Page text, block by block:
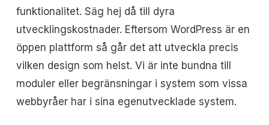
funktionalitet. Säg hej då till dyra
utvecklingskostnader. Eftersom WordPress är en
öppen plattform så går det att utveckla precis
vilken design som helst. Vi är inte bundna till
moduler eller begränsningar i system som vissa
webbyråer har i sina egenutvecklade system.